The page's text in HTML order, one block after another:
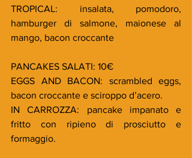
TROPICAL: insalata, pomodoro,
hamburger di salmone, maionese al
mango, bacon croccante
PANCAKES SALATI: 10€
EGGS AND BACON: scrambled eggs,
bacon croccante e sciroppo d’acero.
IN CARROZZA: pancake impanato e
fritto con ripieno di prosciutto e
formaggio.